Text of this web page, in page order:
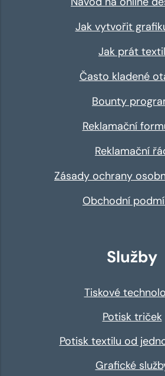
Jak vytvořit
Jak prát textil
Často kladené
Bounty
Reklamační
Reklamační
Zásady ochrany
Obchodní
Služby
Tiskové
Potisk triček
Potisk textilu od
Grafické